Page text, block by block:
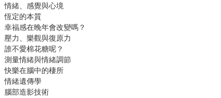
情緒、感覺與心境
恆定的本質
幸福感在晚年會改變嗎？
壓力、樂觀與復原力
誰不愛棉花糖呢？
測量情緒與情緒調節
快樂在腦中的棲所
情緒遺傳學
腦部造影技術